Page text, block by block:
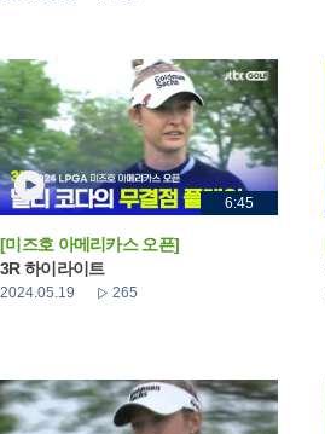
6:45
[미즈호 아메리카스 오픈]
3R 하이라이트
2024.05.19 265